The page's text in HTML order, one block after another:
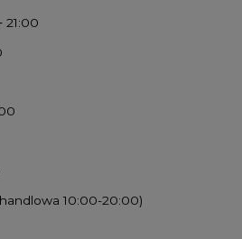
21:00
10:00-20:00)